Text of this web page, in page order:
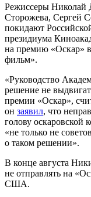
Режиссеры Николай
Сторожева, Сергей
покидают
президиума
на премию «Оскар»
фильм».
«Руководство
решение не
премии «Оскар»,
он заявил, что
голову оскаровской
«не только не
о таком решении».
В конце августа
не отправлять на
США.